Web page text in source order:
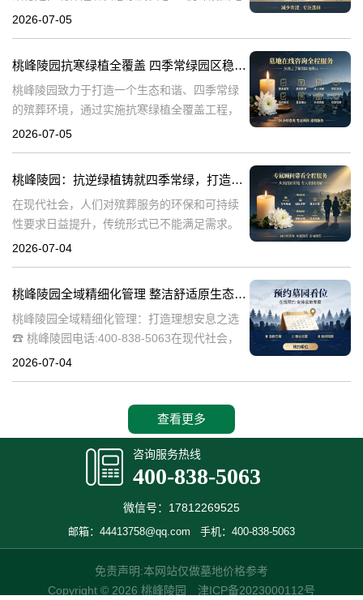
话:400-838-5063在生命的终点，我们最希望的
2026-07-05
桃峰陵园抗寒绿植全覆盖 四季常绿园区稳定美观：打造生态和谐殡葬环境
桃峰陵园致力于打造一个生态和谐、四季常绿
的殡葬环境，通过实施抗寒绿植全覆盖工程，
不仅提升了园区的美观度，也确保了园区的稳
2026-07-05
桃峰陵园：抗逆绿植铸就四季常绿，打造生态绿色殡葬典范
在现代社会，人们对殡葬服务的环保和可持续
性要求日益提升，传统形式已不能满足需求。
桃峰陵园作为绿色殡葬的先行者，致力于构建
2026-07-04
桃峰陵园全域精细化管理 整洁舒适原生态园区：打造理想安息之选
桃峰陵园全域精细化管理：打造理想安息之选
☎ 桃峰陵园电话:400-838-5063在现代社会，
人们对死亡和安息地的看法正在发生变化。越
2026-07-04
查看更多
咨询服务热线
400-838-5063
微信号：17812269525
邮箱：44413758@qq.com 手机：400-838-5063
免责声明:本网站仅做墓地价格参考
Copyright © 2026 桃峰陵园 津ICP备2023000112号